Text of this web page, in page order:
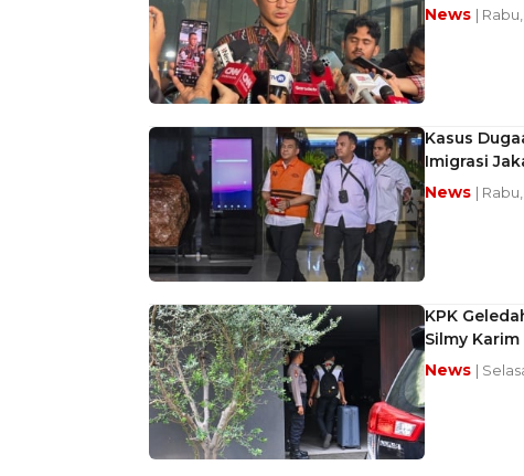
News |
Kasus
Imigrasi
News |
KPK
Silmy Karim
News |